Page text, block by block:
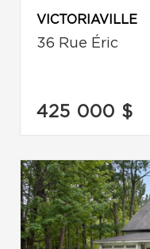
VICTORIAVILLE
36 Rue Éric
425 000 $